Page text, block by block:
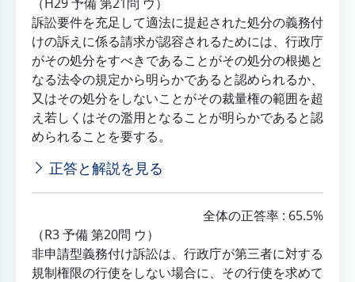
訴訟要件を充足して適法に提起された処分の義務付
けの訴えに係る請求が認容されるためには、行政庁
がその処分をすべきであることがその処分の根拠と
なる法令の規定から明らかであると認められるか、
又はその処分をしないことがその裁量権の範囲を超
え若しくはその濫用となることが明らかであると認
められることを要する。
正答と解説を見る
全体の正答率 : 65.5%
（R3 予備 第20問 ウ）
非申請型義務付け訴訟は、行政庁が第三者に対する
規制権限の行使をしない場合に、その行使を求めて